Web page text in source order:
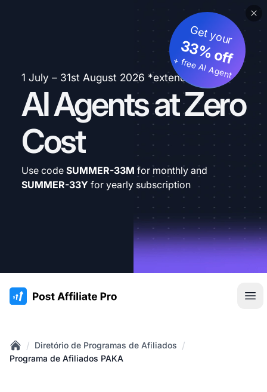
1 July – 31st August 2026 *extended
AI Agents at Zero
Cost
Get your
33% off
+ free AI Agent
Use code SUMMER-33M for monthly and
SUMMER-33Y for yearly subscription
:site.title
Home
/ Diretório de Programas de Afiliados /
Programa de Afiliados PAKA